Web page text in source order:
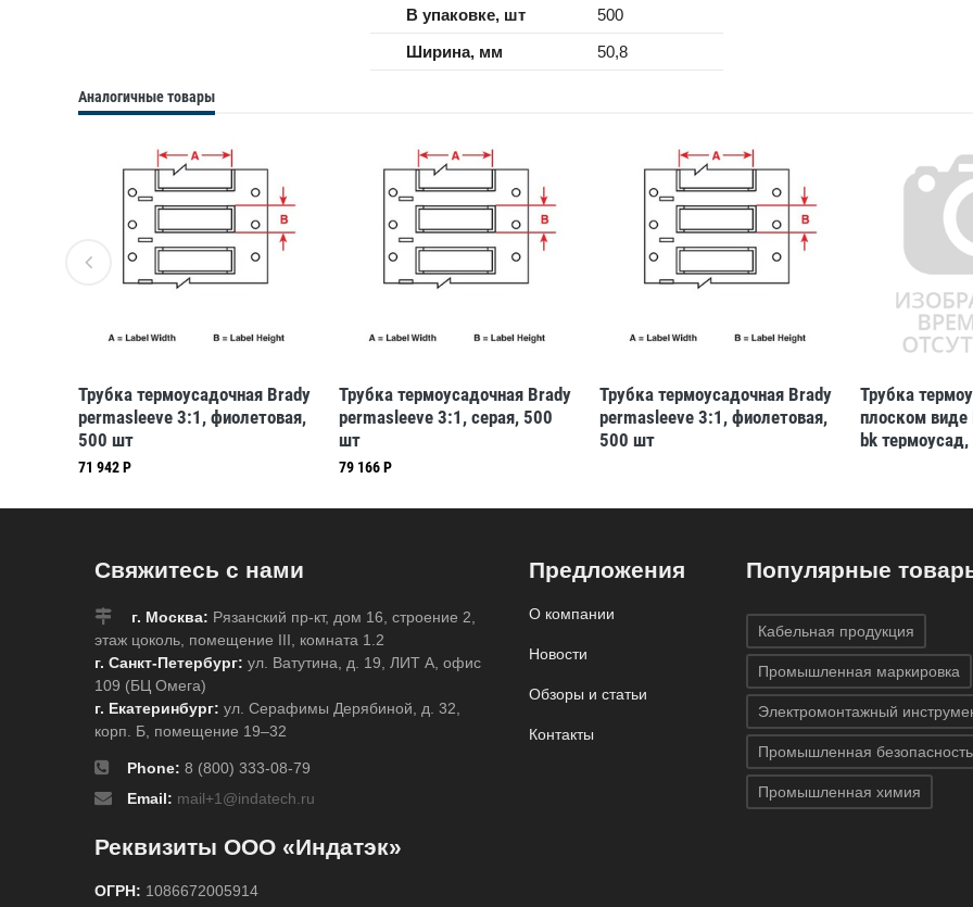
В упаковке, шт
500
Ширина, мм
50,8
Аналогичные товары
Трубка термоусадочная Brady
permasleeve 3:1, фиолетовая,
500 шт
71 942 Р
Трубка термоусадочная Brady
permasleeve 3:1, серая, 500
шт
79 166 Р
Трубка термоусадочная Brady
permasleeve 3:1, фиолетовая,
500 шт
Трубка
плоском
bk
Свяжитесь с нами
г. Москва: Рязанский пр-кт, дом 16, строение 2,
этаж цоколь, помещение III, комната 1.2
г. Санкт-Петербург: ул. Ватутина, д. 19, ЛИТ А, офис
109 (БЦ Омега)
г. Екатеринбург: ул. Серафимы Дерябиной, д. 32,
корп. Б, помещение 19–32
Phone: 8 (800) 333-08-79
Email: mail+1@indatech.ru
Реквизиты ООО «Индатэк»
ОГРН: 1086672005914
Предложения
О компании
Новости
Обзоры и статьи
Контакты
Популярные
Кабельная продукция
Промышленная маркировка
Электромонтажный
Промышленная безопасность
Промышленная химия